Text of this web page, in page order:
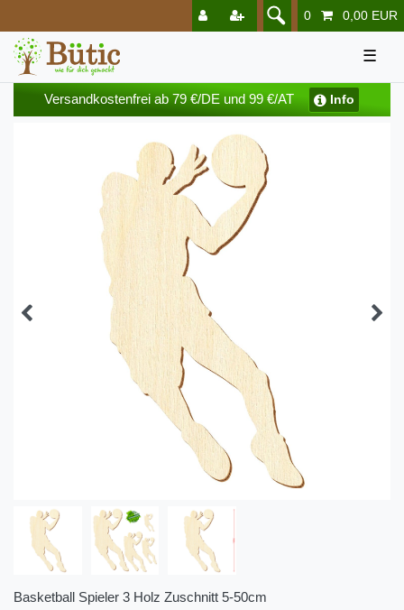
0 0,00 EUR
☰
Versandkostenfrei ab 79 €/DE und 99 €/AT Info
Basketball Spieler 3 Holz Zuschnitt 5-50cm